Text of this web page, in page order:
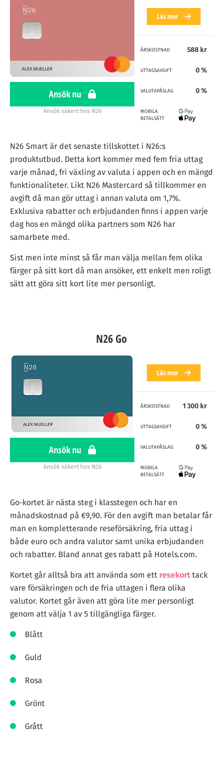
Ansök nu
Ansök säkert hos N26
Läs mer
ÅRSKOSTNAD 588 kr
UTTAGSAVGIFT 0 %
VALUTAPÅSLAG 0 %
MOBILA
BETALSÄTT
N26 Smart är det senaste tillskottet i N26:s
produktutbud. Detta kort kommer med fem fria uttag
varje månad, fri växling av valuta i appen och en mängd
funktionaliteter. Likt N26 Mastercard så tillkommer en
avgift då man gör uttag i annan valuta om 1,7%.
Exklusiva rabatter och erbjudanden finns i appen varje
dag hos en mängd olika partners som N26 har
samarbete med.
Sist men inte minst så får man välja mellan fem olika
färger på sitt kort då man ansöker, ett enkelt men roligt
sätt att göra sitt kort lite mer personligt.
N26 Go
Ansök nu
Ansök säkert hos N26
Läs mer
ÅRSKOSTNAD 1 300 kr
UTTAGSAVGIFT 0 %
VALUTAPÅSLAG 0 %
MOBILA
BETALSÄTT
Go-kortet är nästa steg i klasstegen och har en
månadskostnad på €9,90. För den avgift man betalar får
man en kompletterande reseförsäkring, fria uttag i
både euro och andra valutor samt unika erbjudanden
och rabatter. Bland annat ges rabatt på Hotels.com.
Kortet går alltså bra att använda som ett resekort tack
vare försäkringen och de fria uttagen i flera olika
valutor. Kortet går även att göra lite mer personligt
genom att välja 1 av 5 tillgängliga färger.
Blått
Guld
Rosa
Grönt
Grått